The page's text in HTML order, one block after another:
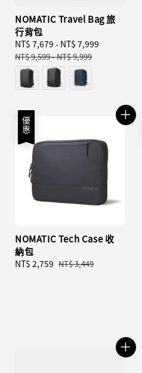
NOMATIC Travel Bag 旅
行背包
Sale
price
NT$ 7,679 - NT$ 7,999
NT$ 9,599-NT$ 9,999
優惠
NOMATIC Tech Case 收
納包
Sale
NT$ 2,759 Regular
NT$ 3,449